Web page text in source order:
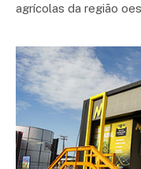
agrícolas da região